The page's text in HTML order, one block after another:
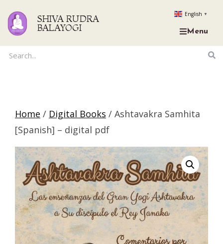
SHIVA RUDRA
BALAYOGI
English ▼
Menu
Home / Digital Books / Ashtavakra Samhita
[Spanish] – digital pdf